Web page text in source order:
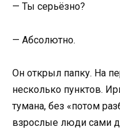
— Ты серьёзно?
— Абсолютно.
Он открыл папку. На
несколько пунктов.
тумана, без «потом
взрослые люди сами